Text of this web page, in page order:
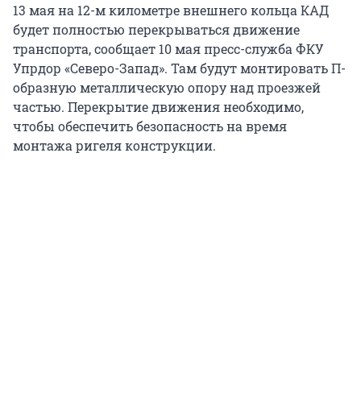
13 мая на 12-м километре внешнего кольца КАД
будет полностью перекрываться движение
транспорта, сообщает 10 мая пресс-служба ФКУ
Упрдор «Северо-Запад». Там будут монтировать П-
образную металлическую опору над проезжей
частью. Перекрытие движения необходимо,
чтобы обеспечить безопасность на время
монтажа ригеля конструкции.